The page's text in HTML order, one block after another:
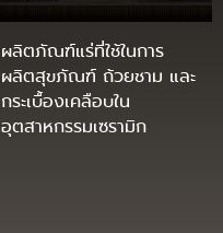
ผลิตภัณฑ์แร่ที่ใช้ในการ
ผลิตสุขภัณฑ์ ถ้วยชาม และ
กระเบื้องเคลือบใน
อุตสาหกรรมเซรามิก